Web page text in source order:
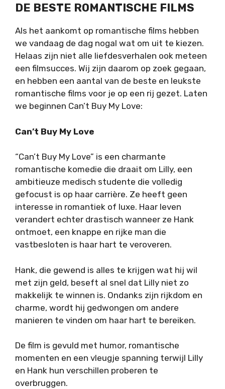
DE BESTE ROMANTISCHE FILMS
Als het aankomt op romantische films hebben
we vandaag de dag nogal wat om uit te kiezen.
Helaas zijn niet alle liefdesverhalen ook meteen
een filmsucces. Wij zijn daarom op zoek gegaan,
en hebben een aantal van de beste en leukste
romantische films voor je op een rij gezet. Laten
we beginnen Can’t Buy My Love:
Can’t Buy My Love
“Can’t Buy My Love” is een charmante
romantische komedie die draait om Lilly, een
ambitieuze medisch studente die volledig
gefocust is op haar carrière. Ze heeft geen
interesse in romantiek of luxe. Haar leven
verandert echter drastisch wanneer ze Hank
ontmoet, een knappe en rijke man die
vastbesloten is haar hart te veroveren.
Hank, die gewend is alles te krijgen wat hij wil
met zijn geld, beseft al snel dat Lilly niet zo
makkelijk te winnen is. Ondanks zijn rijkdom en
charme, wordt hij gedwongen om andere
manieren te vinden om haar hart te bereiken.
De film is gevuld met humor, romantische
momenten en een vleugje spanning terwijl Lilly
en Hank hun verschillen proberen te
overbruggen.